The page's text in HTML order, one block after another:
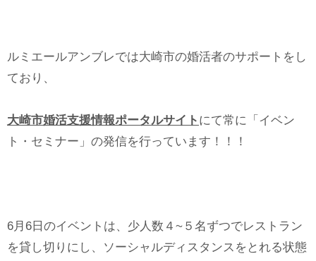
ルミエールアンブレでは大崎市の婚活者のサポートをし
ており、
大崎市婚活支援情報ポータルサイト にて常に「イベン
ト・セミナー」の発信を行っています！！！
6月6日のイベントは、少人数４~５名ずつでレストラン
を貸し切りにし、ソーシャルディスタンスをとれる状態